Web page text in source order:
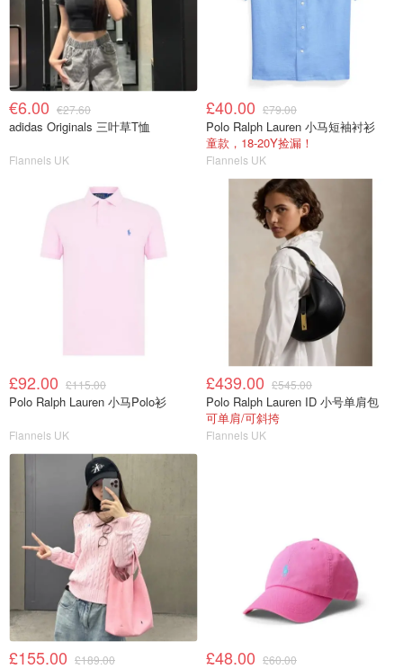
€6.00 €27.60
adidas Originals 三叶草T恤
Flannels UK
£40.00 £79.00
Polo Ralph Lauren 小马短袖衬衫
童款，18-20Y捡漏！
Flannels UK
£92.00 £115.00
Polo Ralph Lauren 小马Polo衫
Flannels UK
£439.00 £545.00
Polo Ralph Lauren ID 小号单肩包
可单肩/可斜挎
Flannels UK
£155.00 £189.00 £48.00 £60.00